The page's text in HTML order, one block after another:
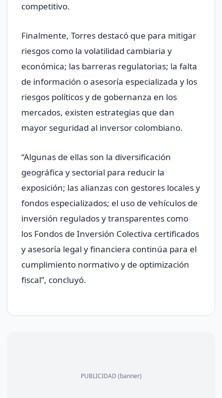
competitivo.
Finalmente, Torres destacó que para mitigar
riesgos como la volatilidad cambiaria y
económica; las barreras regulatorias; la falta
de información o asesoría especializada y los
riesgos políticos y de gobernanza en los
mercados, existen estrategias que dan
mayor seguridad al inversor colombiano.
“Algunas de ellas son la diversificación
geográfica y sectorial para reducir la
exposición; las alianzas con gestores locales y
fondos especializados; el uso de vehículos de
inversión regulados y transparentes como
los Fondos de Inversión Colectiva certificados
y asesoría legal y financiera continúa para el
cumplimiento normativo y de optimización
fiscal”, concluyó.
PUBLICIDAD (banner)